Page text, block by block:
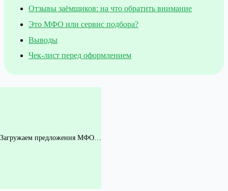
Отзывы заёмщиков: на что обратить внимание
Это МФО или сервис подбора?
Выводы
Чек-лист перед оформлением
Загружаем предложения МФО…